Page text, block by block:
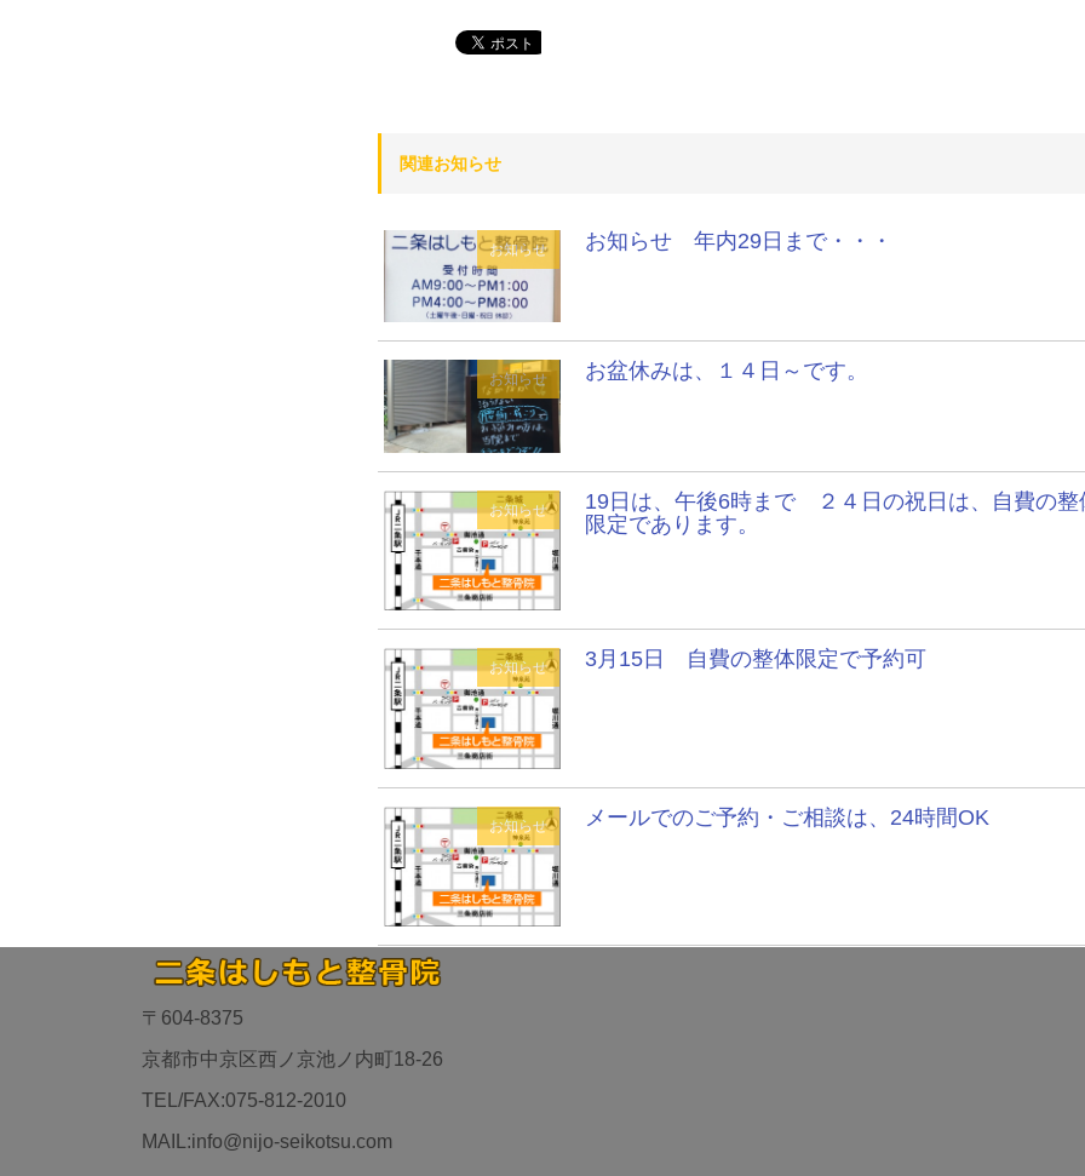
関連お知らせ
お知らせ お知らせ 年内29日まで・・・
お知らせ お盆休みは、１４日～です。
お知らせ
19日は、午後6時まで ２４日の祝日は、自費の整
限定であります。
お知らせ 3月15日 自費の整体限定で予約可
お知らせ メールでのご予約・ご相談は、24時間OK
〒604-8375
京都市中京区西ノ京池ノ内町18-26
TEL/FAX:075-812-2010
MAIL:info@nijo-seikotsu.com